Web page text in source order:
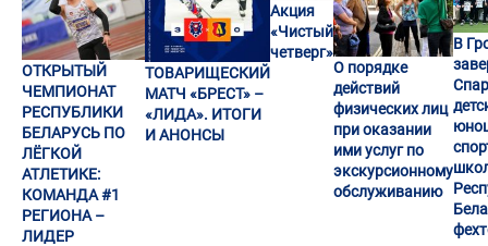
ОТКРЫТЫЙ
ЧЕМПИОНАТ
РЕСПУБЛИКИ
БЕЛАРУСЬ ПО
ЛЁГКОЙ
АТЛЕТИКЕ:
КОМАНДА #1
РЕГИОНА –
ЛИДЕР
ТОВАРИЩЕСКИЙ
МАТЧ «БРЕСТ» –
«ЛИДА». ИТОГИ
И АНОНСЫ
Акция
«Чистый
четверг»
О порядке
действий
физических лиц
при оказании
ими услуг по
экскурсионному
обслуживанию
В